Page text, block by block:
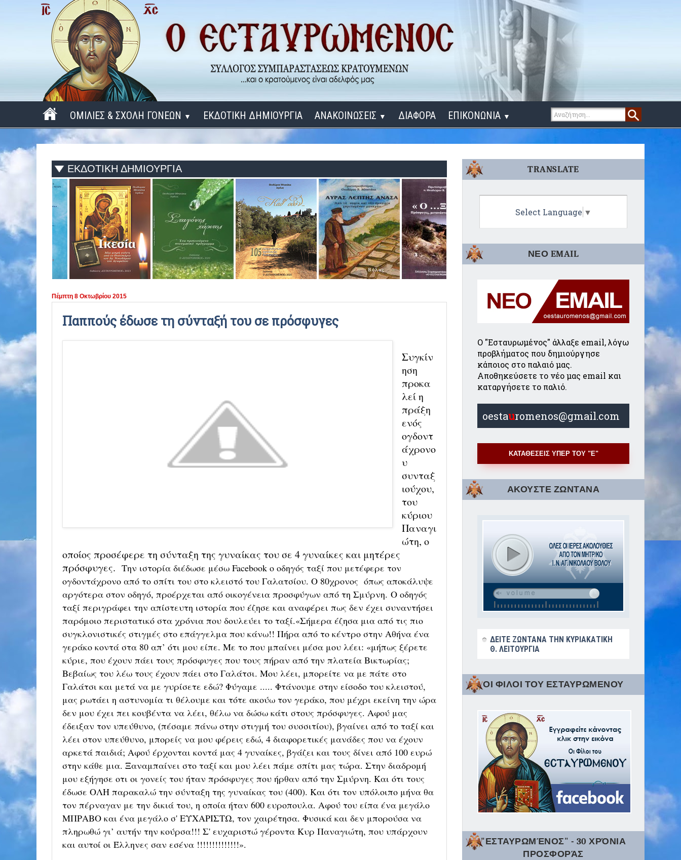
ΟΜΙΛΙΕΣ & ΣΧΟΛΗ ΓΟΝΕΩΝ ▼
ΠΕΡΙΟΔΟΣ 2025 - 2026
ΠΕΡΙΟΔΟΣ 2024 - 2025
ΠΕΡΙΟΔΟΣ 2023 - 2024
ΠΕΡΙΟΔΟΣ 2022 - 2023
ΠΕΡΙΟΔΟΣ 2021 - 2022
ΠΕΡΙΟΔΟΣ 2020 - 2021
ΕΚΔΟΤΙΚΗ ΔΗΜΙΟΥΡΓΙΑ ΑΝΑΚΟΙΝΩΣΕΙΣ ▼
ΔΙΔΑΞΟΝ ΜΕ, ΚΥΡΙΕ
ΓΙΑ ΤΟΥΣ ΜΙΚΡΟΥΣ ΜΑΣ ΦΙΛΟΥΣ
ΡΑΔΙΟΦΩΝΙΚΕΣ ΕΚΠΟΜΠΕΣ
ΒΙΝΤΕΟ
ΔΙΑΦΟΡΑ ΕΠΙΚΟΝΩΝΙΑ ▼
ΕΚΔΟΤΙΚΗ ΔΗΜΙΟΥΡΓΙΑ
Πέμπτη 8 Οκτωβρίου 2015
Παππούς έδωσε τη σύνταξή του σε πρόσφυγες
Συγκίν
ηση
προκα
λεί η
πράξη
ενός
ογδοντ
άχρονο
υ
συνταξ
ιούχου,
του
κύριου
Παναγι
ώτη, ο
οποίος προσέφερε τη σύνταξη της γυναίκας του σε 4 γυναίκες και μητέρες
πρόσφυγες. Την ιστορία διέδωσε μέσω Facebook ο οδηγός ταξί που μετέφερε τον
ογδοντάχρονο από το σπίτι του στο κλειστό του Γαλατσίου. Ο 80χρονος όπως αποκάλυψε
αργότερα στον οδηγό, προέρχεται από οικογένεια προσφύγων από τη Σμύρνη. Ο οδηγός
ταξί περιγράφει την απίστευτη ιστορία που έζησε και αναφέρει πως δεν έχει συναντήσει
παρόμοιο περιστατικό στα χρόνια που δουλεύει το ταξί.«Σήμερα έζησα μια από τις πιο
συγκλονιστικές στιγμές στο επάγγελμα που κάνω!! Πήρα από το κέντρο στην Αθήνα ένα
γεράκο κοντά στα 80 απ’ ότι μου είπε. Με το που μπαίνει μέσα μου λέει: «μήπως ξέρετε
κύριε, που έχουν πάει τους πρόσφυγες που τους πήραν από την πλατεία Βικτωρίας;
Βεβαίως του λέω τους έχουν πάει στο Γαλάτσι. Μου λέει, μπορείτε να με πάτε στο
Γαλάτσι και μετά να με γυρίσετε εδώ? Φύγαμε ..... Φτάνουμε στην είσοδο του κλειστού,
μας ρωτάει η αστυνομία τι θέλουμε και τότε ακούω τον γεράκο, που μέχρι εκείνη την ώρα
δεν μου έχει πει κουβέντα να λέει, θέλω να δώσω κάτι στους πρόσφυγες. Αφού μας
έδειξαν τον υπεύθυνο, (πέσαμε πάνω στην στιγμή του συσσιτίου), βγαίνει από το ταξί και
λέει στον υπεύθυνο, μπορείς να μου φέρεις εδώ, 4 διαφορετικές μανάδες που να έχουν
αρκετά παιδιά; Αφού έρχονται κοντά μας 4 γυναίκες, βγάζει και τους δίνει από 100 ευρώ
στην κάθε μια. Ξαναμπαίνει στο ταξί και μου λέει πάμε σπίτι μας τώρα. Στην διαδρομή
μου εξήγησε οτι οι γονείς του ήταν πρόσφυγες που ήρθαν από την Σμύρνη. Και ότι τους
έδωσε ΟΛΗ παρακαλώ την σύνταξη της γυναίκας του (400). Και ότι τον υπόλοιπο μήνα θα
τον πέρναγαν με την δικιά του, η οποία ήταν 600 ευροπουλα. Αφού του είπα ένα μεγάλο
ΜΠΡΑΒΟ και ένα μεγάλο σ' ΕΥΧΑΡΙΣΤΩ, τον χαιρέτησα. Φυσικά και δεν μπορούσα να
πληρωθώ γι’ αυτήν την κούρσα!!! Σ' ευχαριστώ γέροντα Κυρ Παναγιώτη, που υπάρχουν
και αυτοί οι Έλληνες σαν εσένα !!!!!!!!!!!!!!».
TRANSLATE
Select Language ▼
ΝΕΟ EMAIL
Ο "Εσταυρωμένος" άλλαξε email, λόγω
προβλήματος που δημιούργησε
κάποιος στο παλαιό μας.
Αποθηκεύσετε το νέο μας email και
καταργήσετε το παλιό.
oestauromenos@gmail.com
ΚΑΤΑΘΕΣΕΙΣ ΥΠΕΡ ΤΟΥ "Ε"
ΑΚΟΥΣΤΕ ΖΩΝΤΑΝΑ
ΔΕΙΤΕ ΖΩΝΤΑΝΑ ΤΗΝ ΚΥΡΙΑΚΑΤΙΚΗ
Θ. ΛΕΙΤΟΥΡΓΙΑ
ΟΙ ΦΙΛΟΙ ΤΟΥ ΕΣΤΑΥΡΩΜΕΝΟΥ
"ΕΣΤΑΥΡΩΜΈΝΟΣ" - 30 ΧΡΌΝΙΑ
ΠΡΟΣΦΟΡΆΣ